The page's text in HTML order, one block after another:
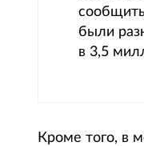
были
в 3,5
Кроме того, в